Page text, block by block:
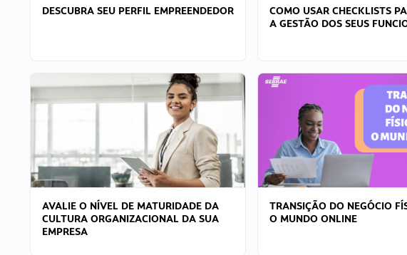
DESCUBRA SEU PERFIL EMPREENDEDOR
COMO USAR CHECKLISTS
A GESTÃO DOS SEUS
AVALIE O NÍVEL DE MATURIDADE DA
CULTURA ORGANIZACIONAL DA SUA
EMPRESA
TRANSIÇÃO DO NEGÓCIO
O MUNDO ONLINE